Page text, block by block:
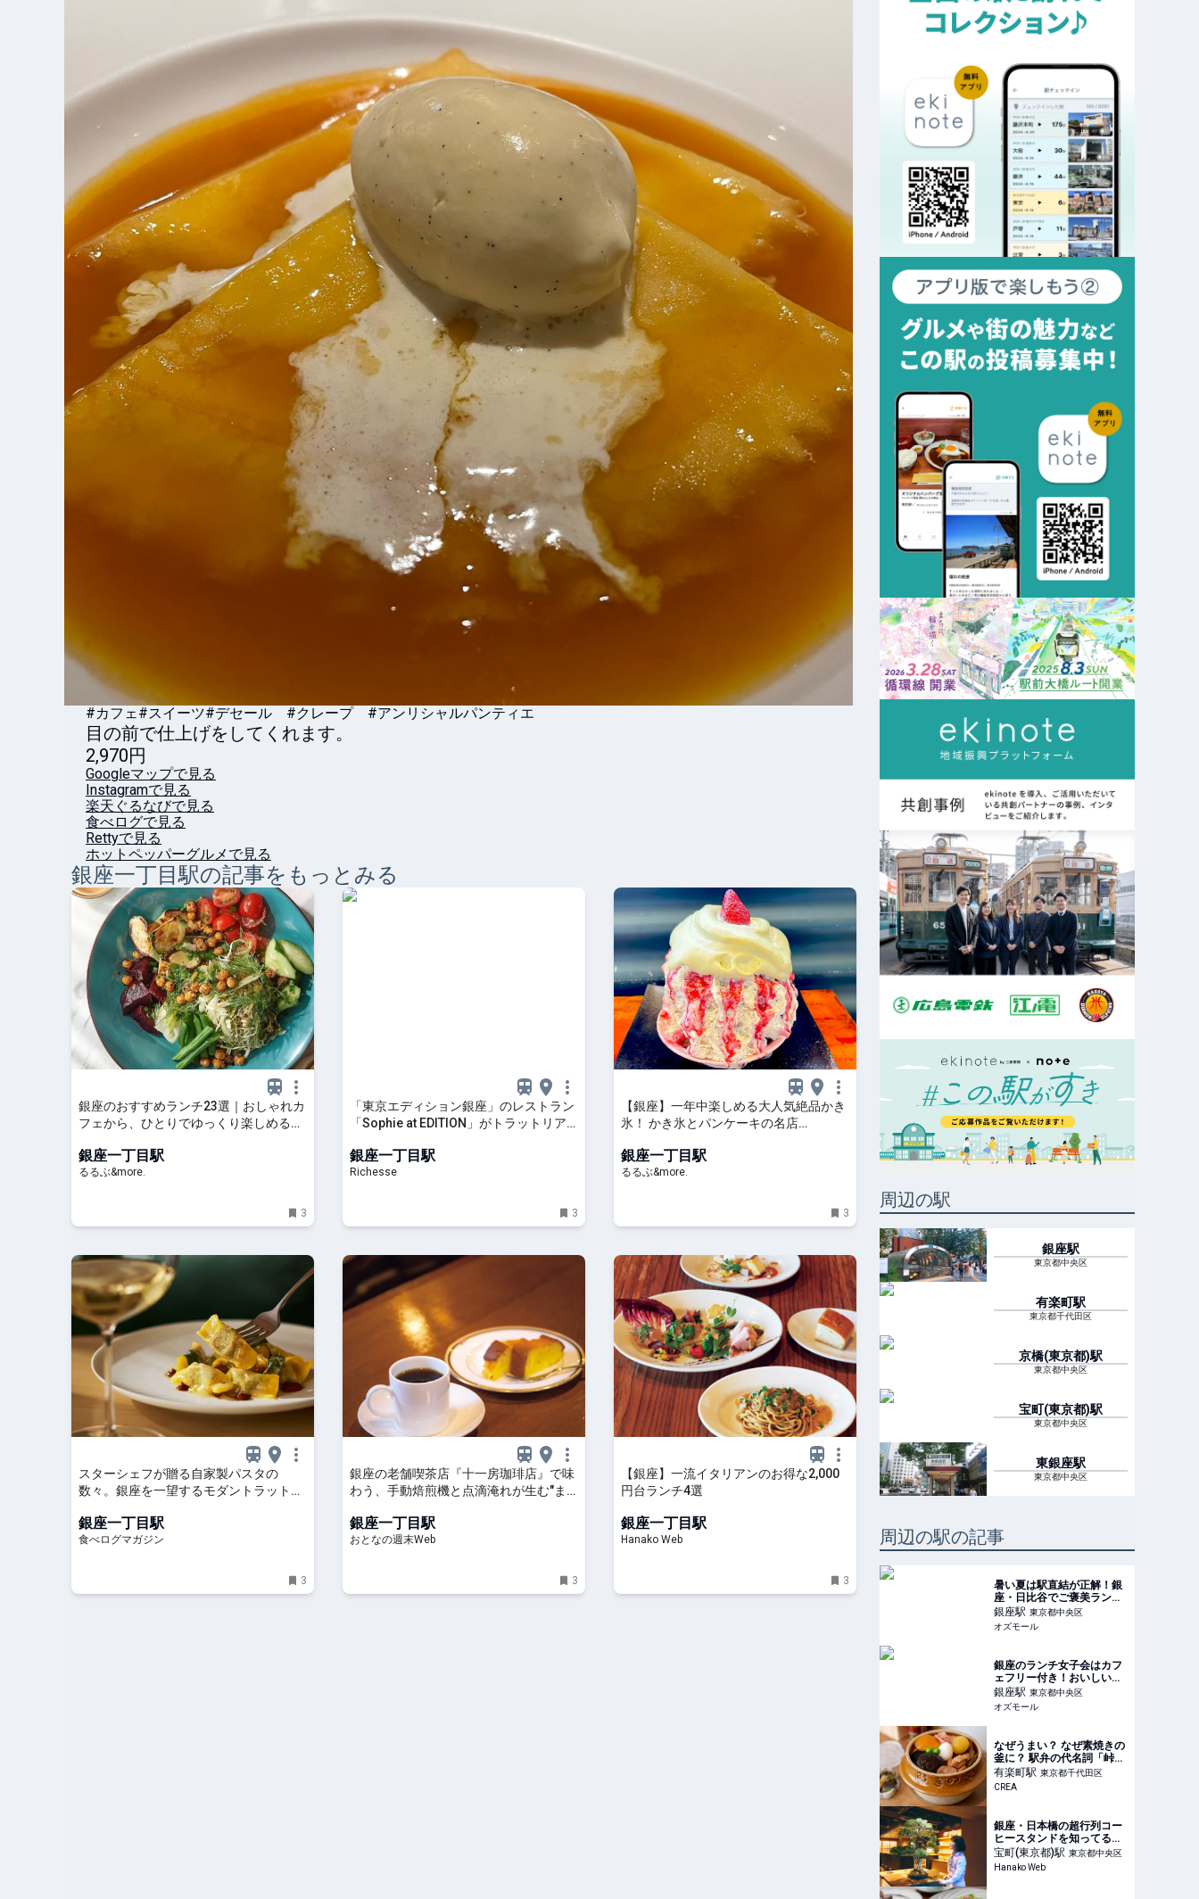
#カフェ#スイーツ#デセール #クレープ #アンリシャルパンティエ
目の前で仕上げをしてくれます。
2,970円
Googleマップで見る
Instagramで見る
楽天ぐるなびで見る
食べログで見る
Rettyで見る
ホットペッパーグルメで見る
銀座一丁目駅の記事をもっとみる
銀座のおすすめランチ23選｜おしゃれカ
フェから、ひとりでゆっくり楽しめる人
｜るるぶ&more.
銀座一丁目駅
るるぶ&more.
3
「東京エディション銀座」のレストラン
「Sophie at EDITION」がトラットリア
銀座一丁目駅
Richesse
3
【銀座】一年中楽しめる大人気絶品かき
氷！ かき氷とパンケーキの名店
銀座一丁目駅
るるぶ&more.
3
スターシェフが贈る自家製パスタの
数々。銀座を一望するモダントラットリ
銀座一丁目駅
食べログマガジン
3
銀座の老舗喫茶店『十一房珈琲店』で味
わう、手動焙煎機と点滴淹れが生む"ま
銀座一丁目駅
おとなの週末Web
3
【銀座】一流イタリアンのお得な2,000
円台ランチ4選
銀座一丁目駅
Hanako Web
3
周辺の駅
銀座駅
東京都中央区
有楽町駅
東京都千代田区
京橋(東京都)駅
東京都中央区
宝町(東京都)駅
東京都中央区
東銀座駅
東京都中央区
周辺の駅の記事
暑い夏は駅直結が正解！銀
座・日比谷でご褒美ランチ
や女子会を楽しめるレスト
ラン5選 - OZmall
銀座駅 東京都中央区
オズモール
銀座のランチ女子会はカフ
ェフリー付き！おいしい料
理とおしゃれな店内、ゆっ
くり話せるレストラン5選 -
銀座駅 東京都中央区
オズモール
なぜうまい？ なぜ素焼きの
釜に？ 駅弁の代名詞「峠の
釜めし」が約70年愛される
ワケ【『推しの子』などア
有楽町駅 東京都千代田区
CREA
銀座・日本橋の超行列コー
ヒースタンドを知ってる？
日本の伝統美と濃厚ラテに
惚れ惚れ。｜神田愛花の
宝町(東京都)駅 東京都中央区
Hanako Web